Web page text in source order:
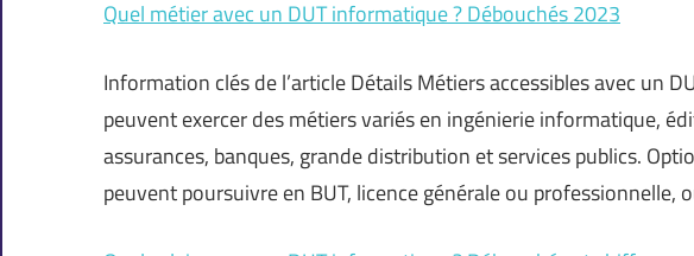
Quel métier avec un DUT informatique ? Débouchés 2023
Information clés de l’article Détails Métiers accessibles avec un
peuvent exercer des métiers variés en ingénierie informatique,
assurances, banques, grande distribution et services publics.
peuvent poursuivre en BUT, licence générale ou professionnelle,